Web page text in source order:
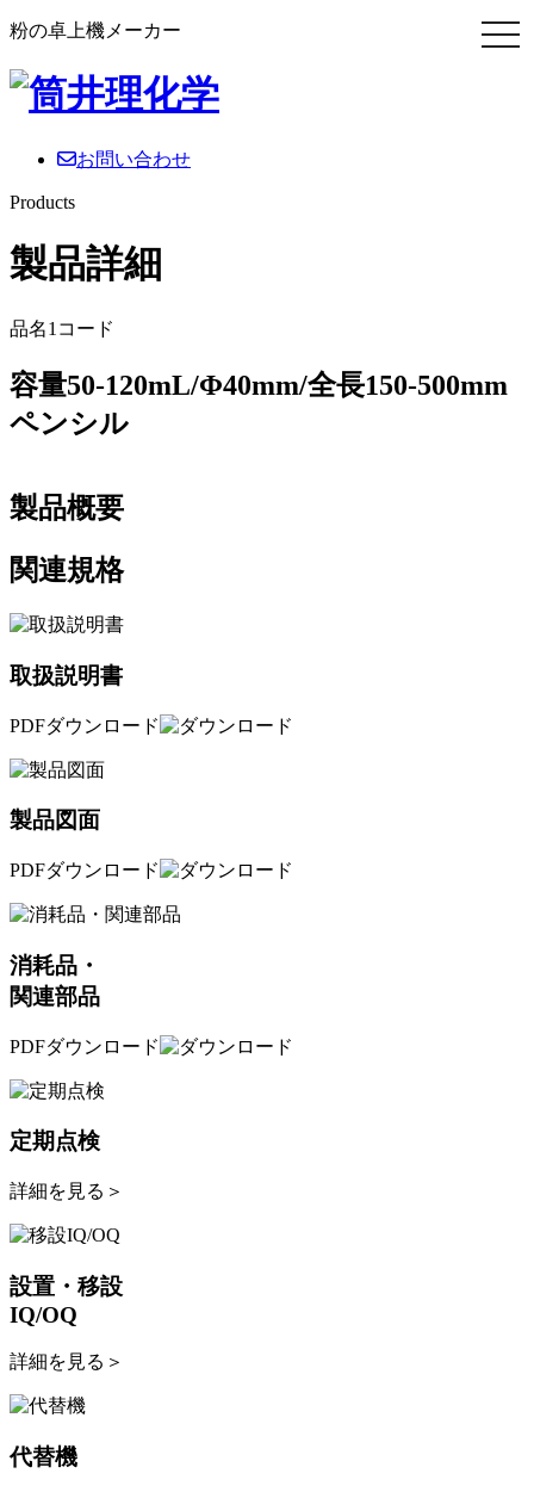
粉の卓上機メーカー
お問い合わせ
Products
製品詳細
品名1コード
容量50-120mL/Φ40mm/全長150-500mm
ペンシル
製品概要
関連規格
取扱説明書
PDFダウンロード
製品図面
PDFダウンロード
消耗品・
関連部品
PDFダウンロード
定期点検
詳細を見る ＞
設置・移設
IQ/OQ
詳細を見る ＞
代替機